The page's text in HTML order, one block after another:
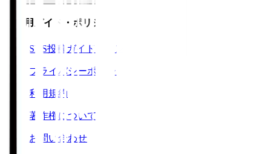
ご利用ガイド・ポリシー
SNS投稿ガイドライン
プライバシーポリシー
利用規約
著作権について
お問い合わせ